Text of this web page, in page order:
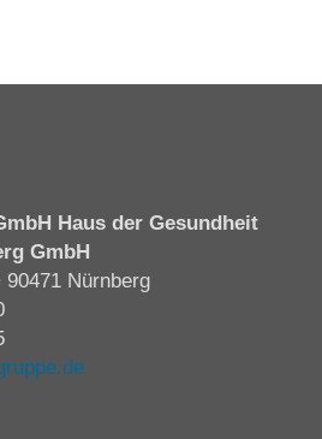
Haus der Gesundheit
GmbH
Nürnberg